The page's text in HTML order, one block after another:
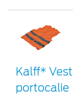
Kalff*
portocalie